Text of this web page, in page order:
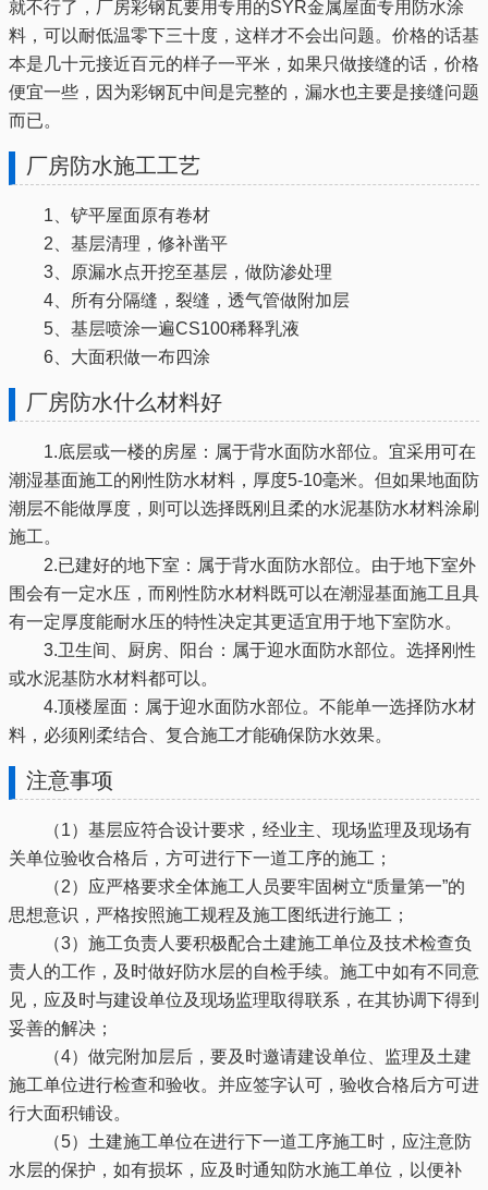
就不行了，厂房彩钢瓦要用专用的SYR金属屋面专用防水涂
料，可以耐低温零下三十度，这样才不会出问题。价格的话基
本是几十元接近百元的样子一平米，如果只做接缝的话，价格
便宜一些，因为彩钢瓦中间是完整的，漏水也主要是接缝问题
而已。
厂房防水施工工艺
1、铲平屋面原有卷材
2、基层清理，修补凿平
3、原漏水点开挖至基层，做防渗处理
4、所有分隔缝，裂缝，透气管做附加层
5、基层喷涂一遍CS100稀释乳液
6、大面积做一布四涂
厂房防水什么材料好
1.底层或一楼的房屋：属于背水面防水部位。宜采用可在
潮湿基面施工的刚性防水材料，厚度5-10毫米。但如果地面防
潮层不能做厚度，则可以选择既刚且柔的水泥基防水材料涂刷
施工。
2.已建好的地下室：属于背水面防水部位。由于地下室外
围会有一定水压，而刚性防水材料既可以在潮湿基面施工且具
有一定厚度能耐水压的特性决定其更适宜用于地下室防水。
3.卫生间、厨房、阳台：属于迎水面防水部位。选择刚性
或水泥基防水材料都可以。
4.顶楼屋面：属于迎水面防水部位。不能单一选择防水材
料，必须刚柔结合、复合施工才能确保防水效果。
注意事项
（1）基层应符合设计要求，经业主、现场监理及现场有
关单位验收合格后，方可进行下一道工序的施工；
（2）应严格要求全体施工人员要牢固树立“质量第一”的
思想意识，严格按照施工规程及施工图纸进行施工；
（3）施工负责人要积极配合土建施工单位及技术检查负
责人的工作，及时做好防水层的自检手续。施工中如有不同意
见，应及时与建设单位及现场监理取得联系，在其协调下得到
妥善的解决；
（4）做完附加层后，要及时邀请建设单位、监理及土建
施工单位进行检查和验收。并应签字认可，验收合格后方可进
行大面积铺设。
（5）土建施工单位在进行下一道工序施工时，应注意防
水层的保护，如有损坏，应及时通知防水施工单位，以便补